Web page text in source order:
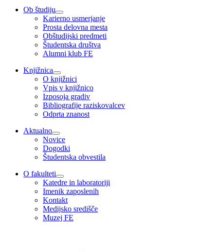
Ob študiju
Karierno usmerjanje
Prosta delovna mesta
Obštudijski predmeti
Študentska društva
Alumni klub FE
Knjižnica
O knjižnici
Vpis v knjižnico
Izposoja gradiv
Bibliografije raziskovalcev
Odprta znanost
Aktualno
Novice
Dogodki
Študentska obvestila
O fakulteti
Katedre in laboratoriji
Imenik zaposlenih
Kontakt
Medijsko središče
Muzej FE